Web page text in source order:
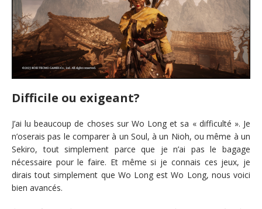
Difficile ou exigeant?
J’ai lu beaucoup de choses sur Wo Long et sa « difficulté ». Je
n’oserais pas le comparer à un Soul, à un Nioh, ou même à un
Sekiro, tout simplement parce que je n’ai pas le bagage
nécessaire pour le faire. Et même si je connais ces jeux, je
dirais tout simplement que Wo Long est Wo Long, nous voici
bien avancés.